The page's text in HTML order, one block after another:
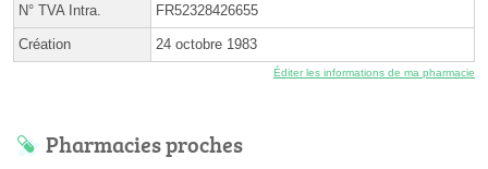
N° TVA Intra. FR52328426655
Création 24 octobre 1983
Éditer les informations de ma pharmacie
Pharmacies proches